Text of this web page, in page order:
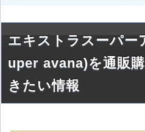
エキストラスーパ
uper avana)を通販
きたい情報